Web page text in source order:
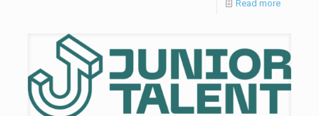
Read more